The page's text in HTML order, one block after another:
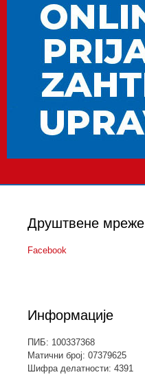
Друштвене мреже
Facebook
Информације
ПИБ: 100337368
Матични број: 07379625
Шифра делатности: 4391